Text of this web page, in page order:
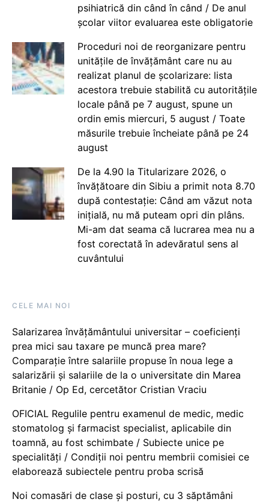
psihiatrică din când în când / De anul
școlar viitor evaluarea este obligatorie
Proceduri noi de reorganizare pentru
unitățile de învățământ care nu au
realizat planul de școlarizare: lista
acestora trebuie stabilită cu autoritățile
locale până pe 7 august, spune un
ordin emis miercuri, 5 august / Toate
măsurile trebuie încheiate până pe 24
august
De la 4.90 la Titularizare 2026, o
învățătoare din Sibiu a primit nota 8.70
după contestație: Când am văzut nota
inițială, nu mă puteam opri din plâns.
Mi-am dat seama că lucrarea mea nu a
fost corectată în adevăratul sens al
cuvântului
CELE MAI NOI
Salarizarea învățământului universitar – coeficienți
prea mici sau taxare pe muncă prea mare?
Comparație între salariile propuse în noua lege a
salarizării și salariile de la o universitate din Marea
Britanie / Op Ed, cercetător Cristian Vraciu
OFICIAL Regulile pentru examenul de medic, medic
stomatolog și farmacist specialist, aplicabile din
toamnă, au fost schimbate / Subiecte unice pe
specialități / Condiții noi pentru membrii comisiei ce
elaborează subiectele pentru proba scrisă
Noi comasări de clase și posturi, cu 3 săptămâni